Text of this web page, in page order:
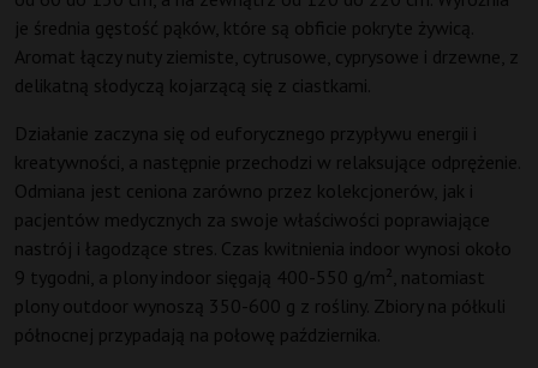
je średnia gęstość pąków, które są obficie pokryte żywicą.
Aromat łączy nuty ziemiste, cytrusowe, cyprysowe i drzewne, z
delikatną słodyczą kojarzącą się z ciastkami.
Działanie zaczyna się od euforycznego przypływu energii i
kreatywności, a następnie przechodzi w relaksujące odprężenie.
Odmiana jest ceniona zarówno przez kolekcjonerów, jak i
pacjentów medycznych za swoje właściwości poprawiające
nastrój i łagodzące stres. Czas kwitnienia indoor wynosi około
9 tygodni, a plony indoor sięgają 400-550 g/m², natomiast
plony outdoor wynoszą 350-600 g z rośliny. Zbiory na półkuli
północnej przypadają na połowę października.